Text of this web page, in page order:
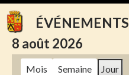
TO
CONTENTÉVÉNEMENTS
8 août 2026
Mois Semaine Jour